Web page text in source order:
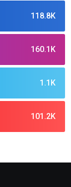
118.8K
160.1K
1.1K
101.2K